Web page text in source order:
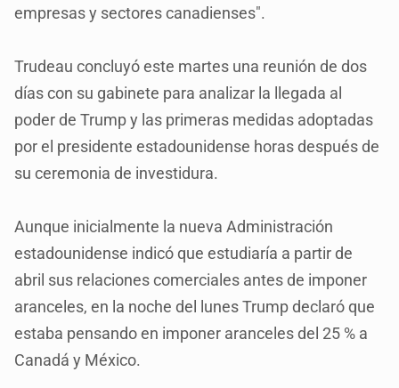
empresas y sectores canadienses".
Trudeau concluyó este martes una reunión de dos
días con su gabinete para analizar la llegada al
poder de Trump y las primeras medidas adoptadas
por el presidente estadounidense horas después de
su ceremonia de investidura.
Aunque inicialmente la nueva Administración
estadounidense indicó que estudiaría a partir de
abril sus relaciones comerciales antes de imponer
aranceles, en la noche del lunes Trump declaró que
estaba pensando en imponer aranceles del 25 % a
Canadá y México.